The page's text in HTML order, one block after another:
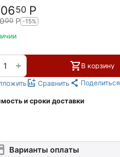
50 Р
00 Р -15%
+ В корзину
Сравнить Поделиться
и сроки доставки
Варианты оплаты